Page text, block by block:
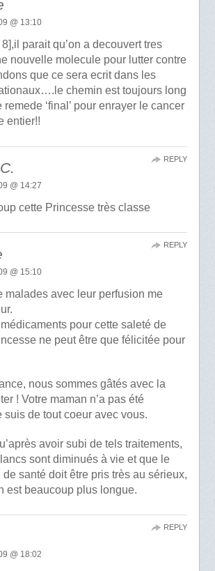
@ 13:10
parait qu’on a decouvert tres
nouvelle molecule pour lutter contre
que ce sera ecrit dans les
chemin est toujours long
remede ‘final’ pour enrayer le cancer
entier!!
@ 14:27
cette Princesse très classe
REPLY
@ 15:10
malades avec leur perfusion me
pour cette saleté de
ne peut être que félicitée pour
nous sommes gâtés avec la
! Votre maman n’a pas été
suis de tout coeur avec vous.
avoir subi de tels traitements,
sont diminués à vie et que le
santé doit être pris très au sérieux,
est beaucoup plus longue.
REPLY
@ 18:02
REPLY